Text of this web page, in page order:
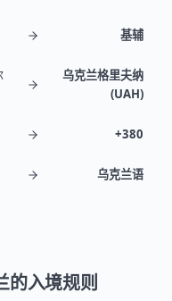
基辅
乌克兰格里夫纳
(UAH)
+380
乌克兰语
的入境规则